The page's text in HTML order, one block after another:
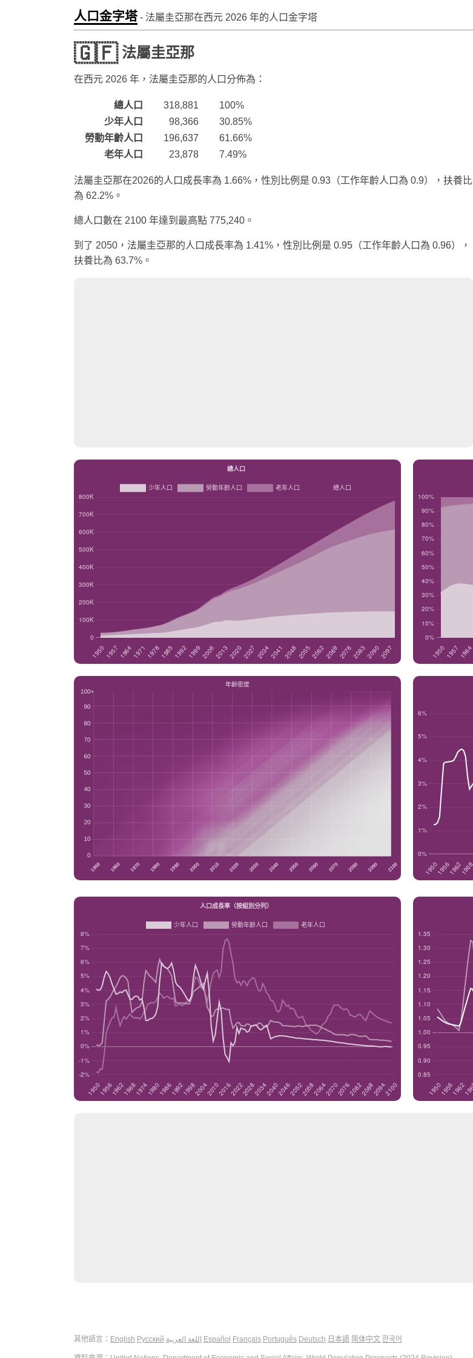
人口金字塔 - 法屬圭亞那在西元 2026 年的人口金字塔
🇬🇫法屬圭亞那
在西元 2026 年，法屬圭亞那的人口分佈為：
總人口 318,881
100%
少年人口
98,366
30.85%
勞動年齡人口
196,637
61.66%
老年人口
23,878 7.49%
法屬圭亞那在2026的人口成長率為 1.66%，性別比例是 0.93（工作年齡人口為 0.9），扶養比
為 62.2%。
總人口數在 2100 年達到最高點 775,240。
到了 2050，法屬圭亞那的人口成長率為 1.41%，性別比例是 0.95（工作年齡人口為 0.96），
扶養比為 63.7%。
其他語言： English Русский اللغة العربية Español Français Português Deutsch 日本語 简体中文 한국어